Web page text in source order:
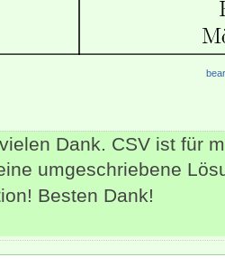
Dank. CSV ist für
umgeschriebene
Besten Dank!